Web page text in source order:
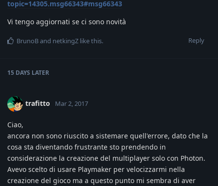
topic=14305.msg66343#msg66343
Vi tengo aggiornati se ci sono novità
Reply
BrunoBand netkingZ like this.
15 DAYS LATER
trafitto Mar 2, 2017
Ciao,
ancora non sono riuscito a sistemare quell'errore, dato che la
cosa sta diventando frustrante sto prendendo in
considerazione la creazione del multiplayer solo con Photon.
Avevo scelto di usare Playmaker per velocizzarmi nella
creazione del gioco ma a questo punto mi sembra di aver